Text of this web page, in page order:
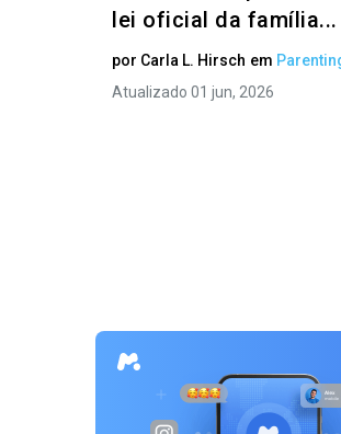
lei oficial da família...
por Carla L. Hirsch em
Atualizado 01 jun, 2026